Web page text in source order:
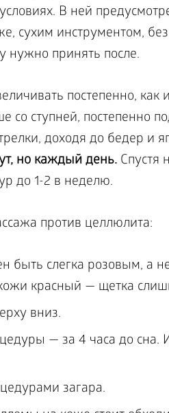
В ней
сухим инструментом,
нужно принять после.
постепенно, как
ступней, постепенно
доходя до бедер и
но каждый день.Спустя
до 1-2 в неделю.
против целлюлита:
быть слегка розовым, а
красный — щетка
вниз.
— за 4 часа до сна.
загара.